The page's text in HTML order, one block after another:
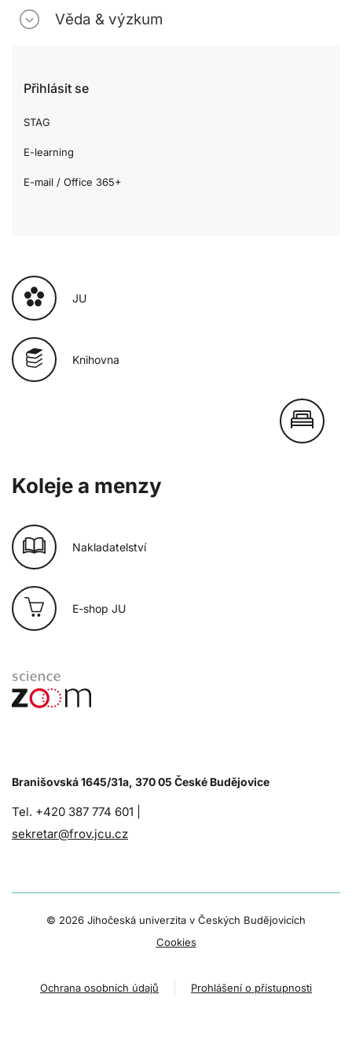
Věda & výzkum
Přihlásit se
STAG
E-learning
E-mail / Office 365+
JU
Knihovna
Koleje a menzy
Nakladatelství
E-shop JU
Branišovská 1645/31a, 370 05 České Budějovice
Tel. +420 387 774 601 |
sekretar@frov.jcu.cz
© 2026 Jihočeská univerzita v Českých Budějovicích
Cookies
Ochrana osobních údajů Prohlášení o přístupnosti